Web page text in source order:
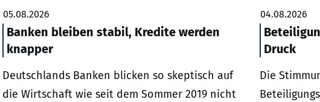
05.08.2026
Banken bleiben stabil, Kredite werden
knapper
Deutschlands Banken blicken so skeptisch auf
die Wirtschaft wie seit dem Sommer 2019 nicht
04.08.2026
Druck
Die